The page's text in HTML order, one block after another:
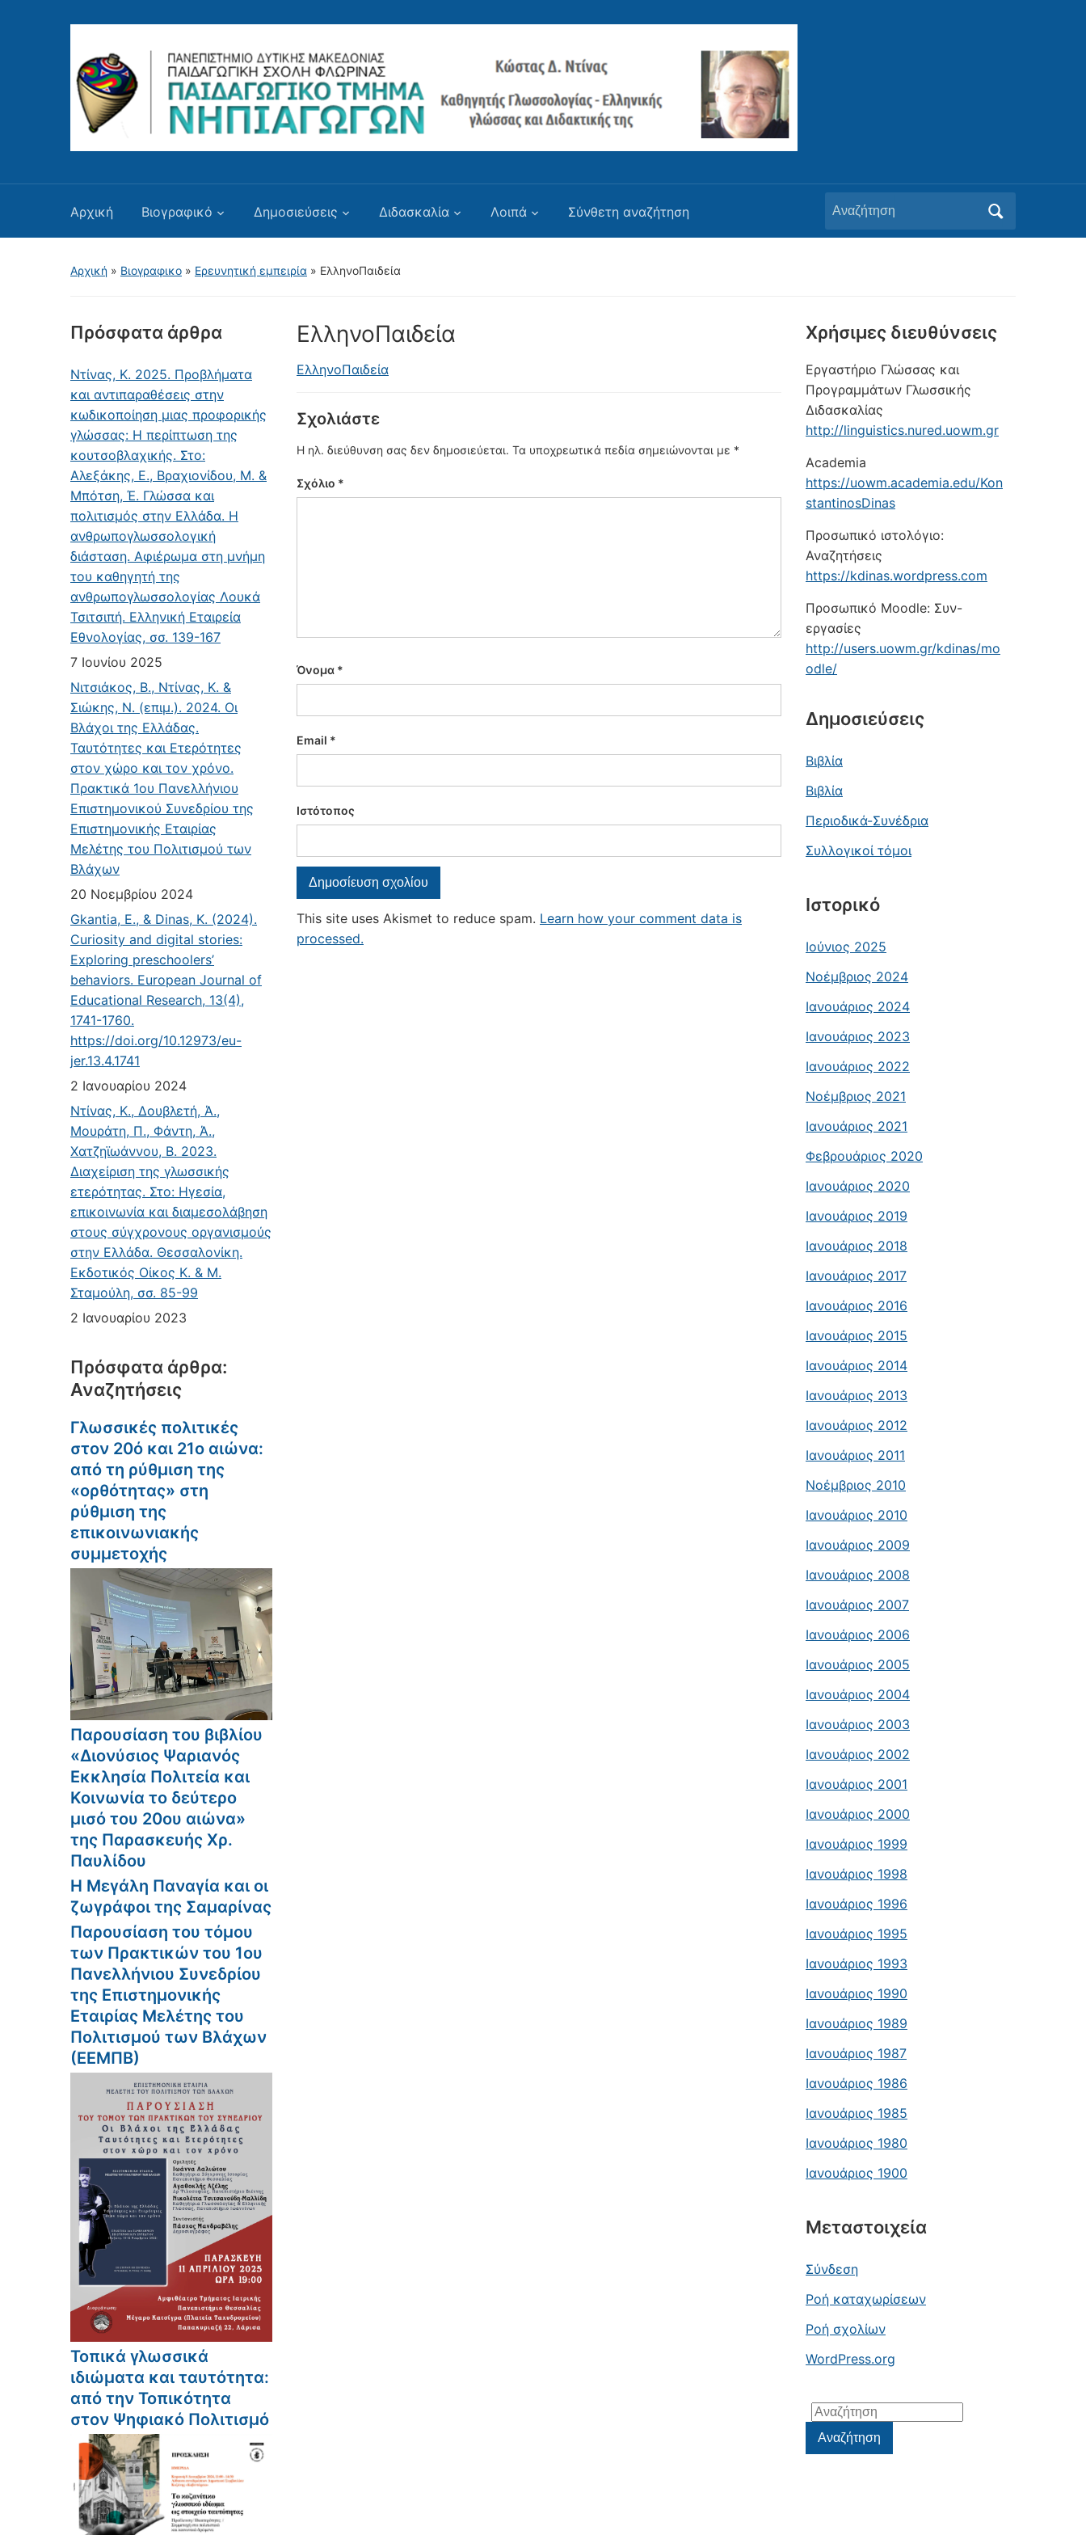
Αρχική Βιογραφικό Δημοσιεύσεις Διδασκαλία Λοιπά Σύνθετη αναζήτηση
Αναζήτηση
για:
Αρχική » Βιογραφικο » Ερευνητική εμπειρία » ΕλληνοΠαιδεία
Πρόσφατα άρθρα
Ντίνας, Κ. 2025. Προβλήματα
και αντιπαραθέσεις στην
κωδικοποίηση μιας προφορικής
γλώσσας: Η περίπτωση της
κουτσοβλαχικής. Στο:
Αλεξάκης, Ε., Βραχιονίδου, Μ. &
Μπότση, Έ. Γλώσσα και
πολιτισμός στην Ελλάδα. Η
ανθρωπογλωσσολογική
διάσταση. Αφιέρωμα στη μνήμη
του καθηγητή της
ανθρωπογλωσσολογίας Λουκά
Τσιτσιπή. Ελληνική Εταιρεία
Εθνολογίας, σσ. 139-167
7 Ιουνίου 2025
Νιτσιάκος, Β., Ντίνας, Κ. &
Σιώκης, Ν. (επιμ.). 2024. Οι
Βλάχοι της Ελλάδας.
Ταυτότητες και Ετερότητες
στον χώρο και τον χρόνο.
Πρακτικά 1ου Πανελλήνιου
Επιστημονικού Συνεδρίου της
Επιστημονικής Εταιρίας
Μελέτης του Πολιτισμού των
Βλάχων
20 Νοεμβρίου 2024
Gkantia, E., & Dinas, K. (2024).
Curiosity and digital stories:
Exploring preschoolers’
behaviors. European Journal of
Educational Research, 13(4),
1741-1760.
https://doi.org/10.12973/eu-
jer.13.4.1741
2 Ιανουαρίου 2024
Ντίνας, Κ., Δουβλετή, Ά.,
Μουράτη, Π., Φάντη, Ά.,
Χατζηϊωάννου, Β. 2023.
Διαχείριση της γλωσσικής
ετερότητας. Στο: Ηγεσία,
επικοινωνία και διαμεσολάβηση
στους σύγχρονους οργανισμούς
στην Ελλάδα. Θεσσαλονίκη.
Εκδοτικός Οίκος Κ. & Μ.
Σταμούλη, σσ. 85-99
2 Ιανουαρίου 2023
Πρόσφατα άρθρα:
Αναζητήσεις
Γλωσσικές πολιτικές
στον 20ό και 21ο αιώνα:
από τη ρύθμιση της
«ορθότητας» στη
ρύθμιση της
επικοινωνιακής
συμμετοχής
Παρουσίαση του βιβλίου
«Διονύσιος Ψαριανός
Εκκλησία Πολιτεία και
Κοινωνία το δεύτερο
μισό του 20ου αιώνα»
της Παρασκευής Χρ.
Παυλίδου
Η Μεγάλη Παναγία και οι
ζωγράφοι της Σαμαρίνας
Παρουσίαση του τόμου
των Πρακτικών του 1ου
Πανελλήνιου Συνεδρίου
της Επιστημονικής
Εταιρίας Μελέτης του
Πολιτισμού των Βλάχων
(ΕΕΜΠΒ)
Τοπικά γλωσσικά
ιδιώματα και ταυτότητα:
από την Τοπικότητα
στον Ψηφιακό Πολιτισμό
ΕλληνοΠαιδεία
ΕλληνοΠαιδεία
Σχολιάστε
Η ηλ. διεύθυνση σας δεν δημοσιεύεται. Τα υποχρεωτικά πεδία σημειώνονται με *
Σχόλιο *
Όνομα *
Email *
Ιστότοπος
This site uses Akismet to reduce spam. Learn how your comment data is
processed.
Xρήσιμες διευθύνσεις
Εργαστήριο Γλώσσας και
Προγραμμάτων Γλωσσικής
Διδασκαλίας
http://linguistics.nured.uowm.gr
Academia
https://uowm.academia.edu/Kon
stantinosDinas
Προσωπικό ιστολόγιο:
Αναζητήσεις
https://kdinas.wordpress.com
Προσωπικό Moodle: Συν-
εργασίες
http://users.uowm.gr/kdinas/mo
odle/
Δημοσιεύσεις
Βιβλία
Βιβλία
Περιοδικά-Συνέδρια
Συλλογικοί τόμοι
Ιστορικό
Ιούνιος 2025
Νοέμβριος 2024
Ιανουάριος 2024
Ιανουάριος 2023
Ιανουάριος 2022
Νοέμβριος 2021
Ιανουάριος 2021
Φεβρουάριος 2020
Ιανουάριος 2020
Ιανουάριος 2019
Ιανουάριος 2018
Ιανουάριος 2017
Ιανουάριος 2016
Ιανουάριος 2015
Ιανουάριος 2014
Ιανουάριος 2013
Ιανουάριος 2012
Ιανουάριος 2011
Νοέμβριος 2010
Ιανουάριος 2010
Ιανουάριος 2009
Ιανουάριος 2008
Ιανουάριος 2007
Ιανουάριος 2006
Ιανουάριος 2005
Ιανουάριος 2004
Ιανουάριος 2003
Ιανουάριος 2002
Ιανουάριος 2001
Ιανουάριος 2000
Ιανουάριος 1999
Ιανουάριος 1998
Ιανουάριος 1996
Ιανουάριος 1995
Ιανουάριος 1993
Ιανουάριος 1990
Ιανουάριος 1989
Ιανουάριος 1987
Ιανουάριος 1986
Ιανουάριος 1985
Ιανουάριος 1980
Ιανουάριος 1900
Μεταστοιχεία
Σύνδεση
Ροή καταχωρίσεων
Ροή σχολίων
WordPress.org
Αναζήτηση
για:Αναζήτηση